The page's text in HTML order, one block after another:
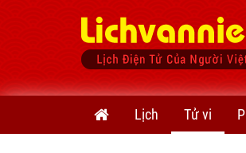
Lịch Tử vi